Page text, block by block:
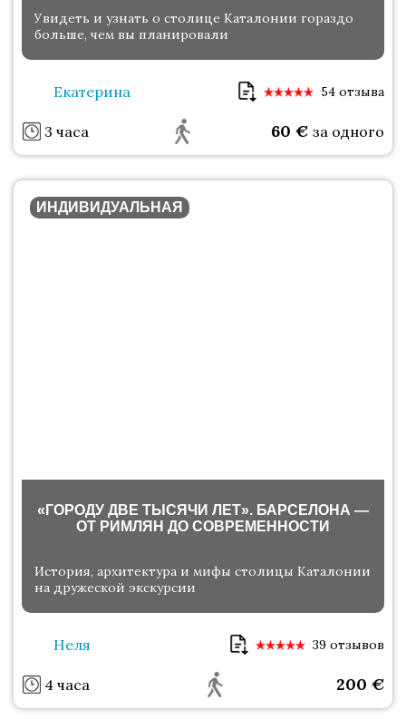
Увидеть и узнать о столице Каталонии гораздо
больше, чем вы планировали
Екатерина 54 отзыва
3 часа 60 € за одного
ИНДИВИДУАЛЬНАЯ
«ГОРОДУ ДВЕ ТЫСЯЧИ ЛЕТ». БАРСЕЛОНА —
ОТ РИМЛЯН ДО СОВРЕМЕННОСТИ
История, архитектура и мифы столицы Каталонии
на дружеской экскурсии
Неля 39 отзывов
4 часа 200 €